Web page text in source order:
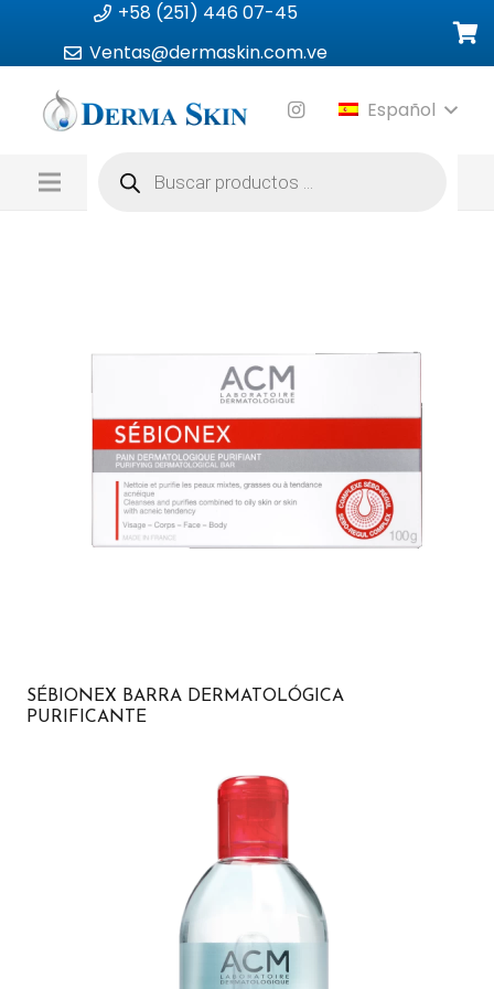
+58 (251) 446 07-45
Ventas@dermaskin.com.ve
Español
productos
SÉBIONEX BARRA DERMATOLÓGICA
PURIFICANTE